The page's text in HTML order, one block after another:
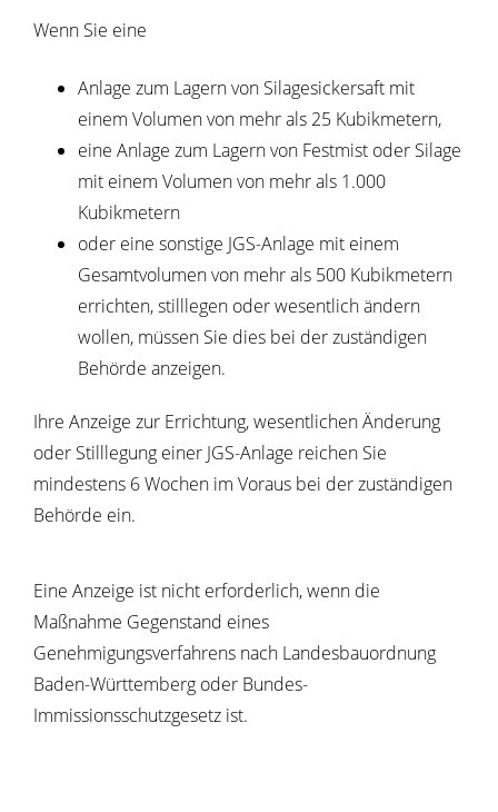
Wenn Sie eine
Anlage zum Lagern von Silagesickersaft mit
einem Volumen von mehr als 25 Kubikmetern,
eine Anlage zum Lagern von Festmist oder Silage
mit einem Volumen von mehr als 1.000
Kubikmetern
oder eine sonstige JGS-Anlage mit einem
Gesamtvolumen von mehr als 500 Kubikmetern
errichten, stilllegen oder wesentlich ändern
wollen, müssen Sie dies bei der zuständigen
Behörde anzeigen.
Ihre Anzeige zur Errichtung, wesentlichen Änderung
oder Stilllegung einer JGS-Anlage reichen Sie
mindestens 6 Wochen im Voraus bei der zuständigen
Behörde ein.
Eine Anzeige ist nicht erforderlich, wenn die
Maßnahme Gegenstand eines
Genehmigungsverfahrens nach Landesbauordnung
Baden-Württemberg oder Bundes-
Immissionsschutzgesetz ist.